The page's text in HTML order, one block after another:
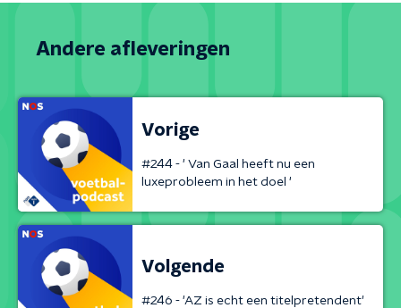
Andere afleveringen
Vorige
#244 - ' Van Gaal heeft nu een
luxeprobleem in het doel '
Volgende
#246 - 'AZ is echt een titelpretendent'